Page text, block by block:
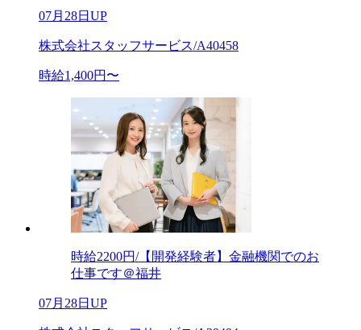
07月28日UP
株式会社スタッフサービス/A40458
時給1,400円〜
時給2200円/【開発経験者】金融機関でのお
仕事です＠福井
07月28日UP